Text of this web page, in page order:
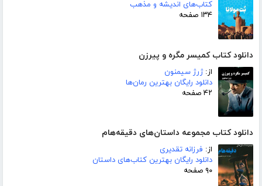
کتاب‌های اندیشه و مذهب
۱۳۴ صفحه
دانلود کتاب کمیسر مگره و پیرزن
از:ژرژ سیمنون
دانلود رایگان بهترین رمان‌ها
۴۲ صفحه
دانلود کتاب مجموعه داستان‌های دقیقه‌هام
از: فرزانه تقدیری
دانلود رایگان بهترین کتاب‌های داستان
۹۰ صفحه